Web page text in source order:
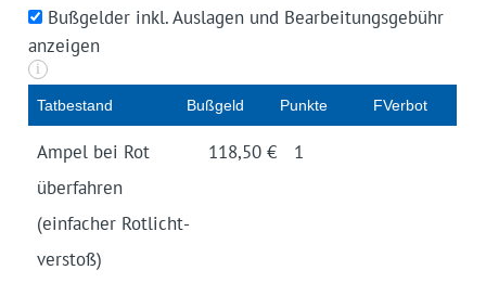
Bußgelder inkl. Auslagen und Bearbeitungsgebühr
anzeigen
i
Tatbestand Buß­geld Pun­kte FVerbot
Ampel bei Rot
überfahren
(einfacher Rotlicht­
verstoß)
118,50 € 1